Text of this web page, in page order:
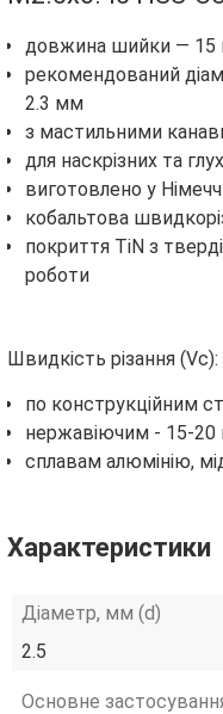
довжина шийки —
рекомендований
2.3 мм
з мастильними
для наскрізних та
виготовлено у
кобальтова
покриття TiN з
роботи
Швидкість різання (Vс):
по конструкційним
нержавіючим - 15-
сплавам алюмінію,
Характеристики
Діаметр, мм (d)
2.5
Основне